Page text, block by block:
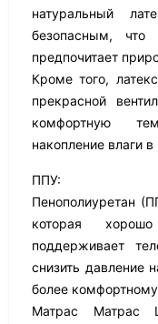
натуральный
безопасным,
предпочитает
Кроме того,
прекрасной
комфортную
накопление влаги
ППУ:
Пенополиуретан
которая
поддерживает
снизить давление
более
Матрас